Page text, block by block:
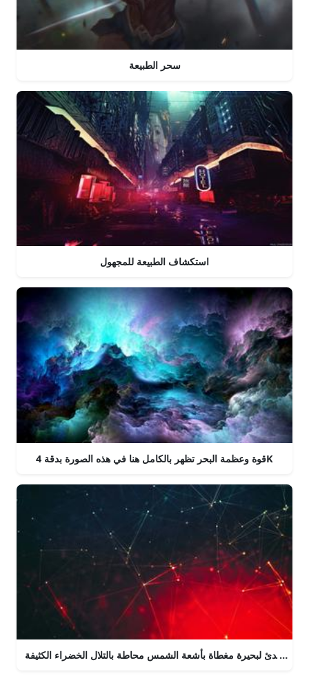
سحر الطبيعة
استكشاف الطبيعة للمجهول
قوة وعظمة البحر تظهر بالكامل هنا في هذه الصورة بدقة 4K
المهدئ لبحيرة مغطاة بأشعة الشمس محاطة بالتلال الخضراء الكثيفة